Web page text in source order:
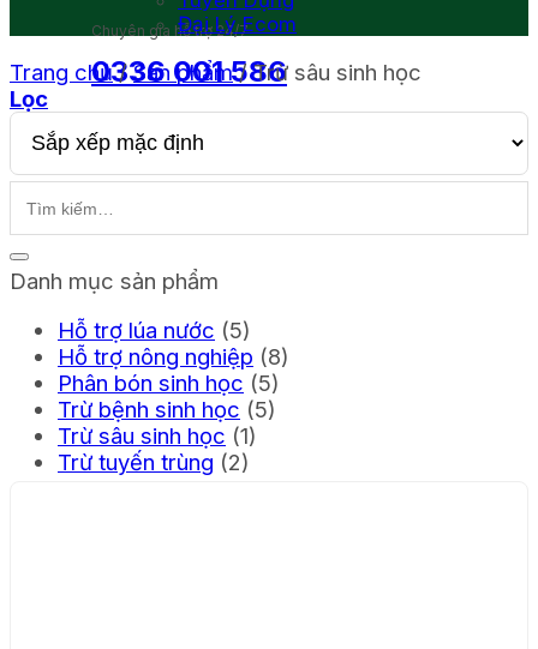
Chuyên gia hỗ trợ 24/7
0336 001 586
Đại Lý Ecom
Trang chủ / Sản phẩm /Trừ sâu sinh học
Lọc
Danh mục sản phẩm
Hỗ trợ lúa nước (5)
Hỗ trợ nông nghiệp (8)
Phân bón sinh học (5)
Trừ bệnh sinh học (5)
Trừ sâu sinh học (1)
Trừ tuyến trùng (2)